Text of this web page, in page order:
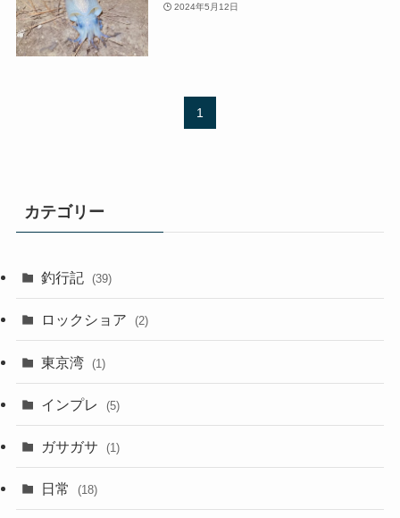
2024年5月12日
1
カテゴリー
釣行記 (39)
ロックショア (2)
東京湾 (1)
インプレ (5)
ガサガサ (1)
日常 (18)